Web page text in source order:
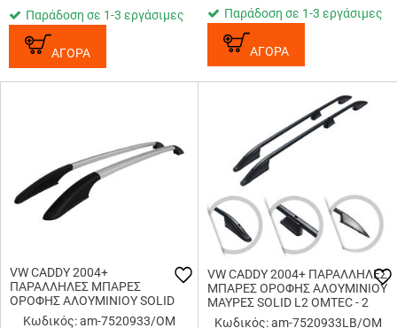
Παράδοση σε 1-3 εργάσιμες
ΑΓΟΡΑ
Παράδοση σε 1-3 εργάσιμες
ΑΓΟΡΑ
VW CADDY 2004+
ΠΑΡΑΛΛΗΛΕΣ ΜΠΑΡΕΣ
ΟΡΟΦΗΣ ΑΛΟΥΜΙΝΙΟΥ SOLID
L1 OMTEC - 2 TEM.
Κωδικός: am-7520933/OM
VW CADDY 2004+ ΠΑΡΑΛΛΗΛΕΣ
ΜΠΑΡΕΣ ΟΡΟΦΗΣ ΑΛΟΥΜΙΝΙΟΥ
ΜΑΥΡΕΣ SOLID L2 OMTEC - 2
TEM.
Κωδικός: am-7520933LB/OM